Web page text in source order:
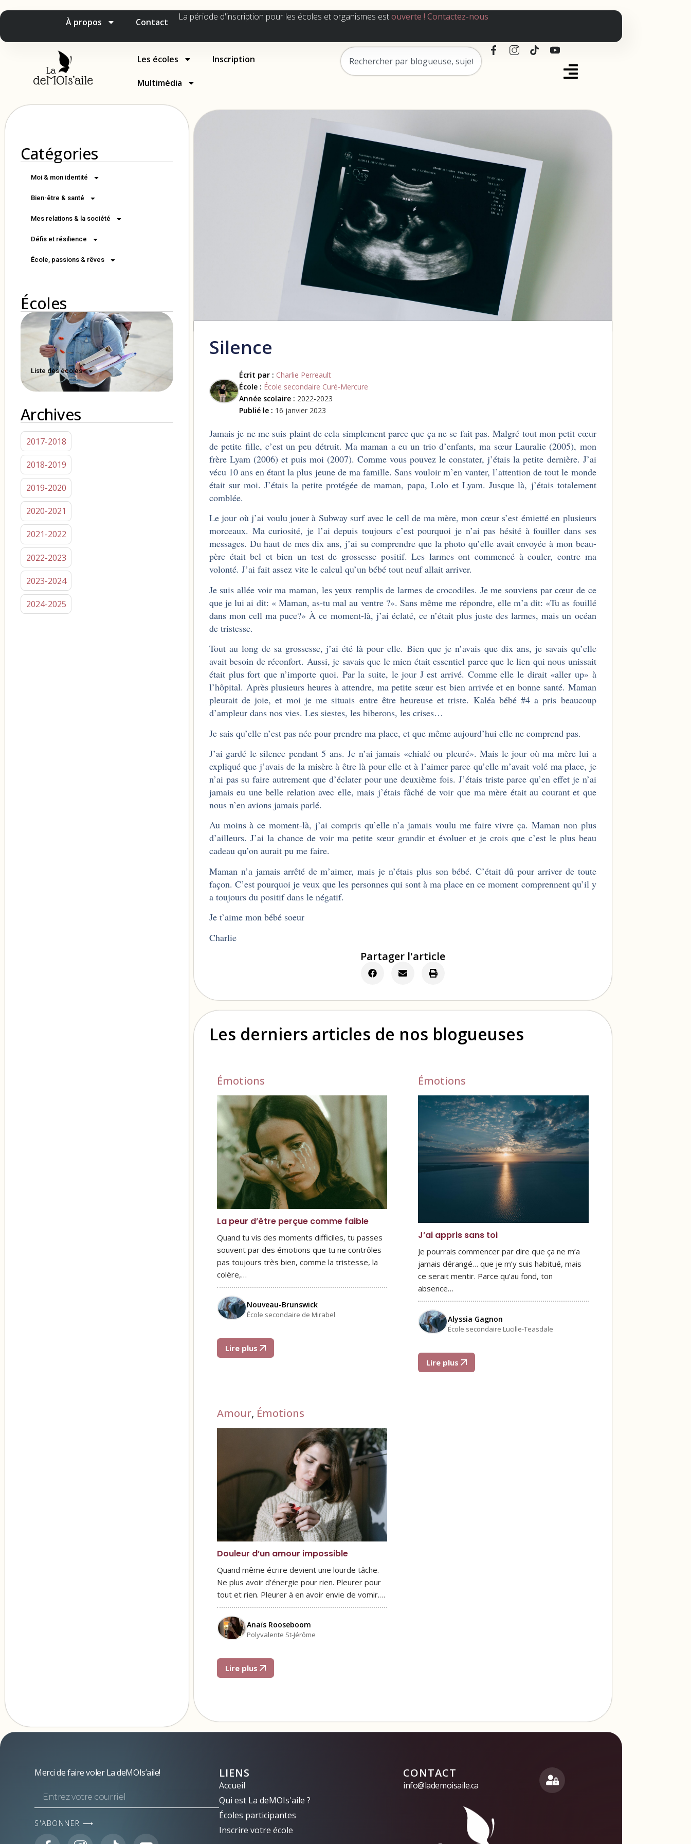
À propos Contact La période d'inscription pour les écoles et organismes estouverte ! Contactez-nous
Les écoles Inscription
Multimédia
Catégories
Moi & mon identité
Bien-être & santé
Mes relations & la société
Défis et résilience
École, passions & rêves
Écoles
Liste des écoles
Archives
2017-2018
2018-2019
2019-2020
2020-2021
2021-2022
2022-2023
2023-2024
2024-2025
Silence
Écrit par : Charlie Perreault
École : École secondaire Curé-Mercure
Année scolaire : 2022-2023
Publié le : 16 janvier 2023
Jamais je ne me suis plaint de cela simplement parce que ça ne se fait pas. Malgré tout mon petit cœur
de petite fille, c’est un peu détruit. Ma maman a eu un trio d’enfants, ma sœur Lauralie (2005), mon
frère Lyam (2006) et puis moi (2007). Comme vous pouvez le constater, j’étais la petite dernière. J’ai
vécu 10 ans en étant la plus jeune de ma famille. Sans vouloir m’en vanter, l’attention de tout le monde
était sur moi. J’étais la petite protégée de maman, papa, Lolo et Lyam. Jusque là, j’étais totalement
comblée.
Le jour où j’ai voulu jouer à Subway surf avec le cell de ma mère, mon cœur s’est émietté en plusieurs
morceaux. Ma curiosité, je l’ai depuis toujours c’est pourquoi je n’ai pas hésité à fouiller dans ses
messages. Du haut de mes dix ans, j’ai su comprendre que la photo qu’elle avait envoyée à mon beau-
père était bel et bien un test de grossesse positif. Les larmes ont commencé à couler, contre ma
volonté. J’ai fait assez vite le calcul qu’un bébé tout neuf allait arriver.
Je suis allée voir ma maman, les yeux remplis de larmes de crocodiles. Je me souviens par cœur de ce
que je lui ai dit: « Maman, as-tu mal au ventre ?». Sans même me répondre, elle m’a dit: «Tu as fouillé
dans mon cell ma puce?» À ce moment-là, j’ai éclaté, ce n’était plus juste des larmes, mais un océan
de tristesse.
Tout au long de sa grossesse, j’ai été là pour elle. Bien que je n’avais que dix ans, je savais qu’elle
avait besoin de réconfort. Aussi, je savais que le mien était essentiel parce que le lien qui nous unissait
était plus fort que n’importe quoi. Par la suite, le jour J est arrivé. Comme elle le dirait «aller up» à
l’hôpital. Après plusieurs heures à attendre, ma petite sœur est bien arrivée et en bonne santé. Maman
pleurait de joie, et moi je me situais entre être heureuse et triste. Kaléa bébé #4 a pris beaucoup
d’ampleur dans nos vies. Les siestes, les biberons, les crises…
Je sais qu’elle n’est pas née pour prendre ma place, et que même aujourd’hui elle ne comprend pas.
J’ai gardé le silence pendant 5 ans. Je n’ai jamais «chialé ou pleuré». Mais le jour où ma mère lui a
expliqué que j’avais de la misère à être là pour elle et à l’aimer parce qu’elle m’avait volé ma place, je
n’ai pas su faire autrement que d’éclater pour une deuxième fois. J’étais triste parce qu’en effet je n’ai
jamais eu une belle relation avec elle, mais j’étais fâché de voir que ma mère était au courant et que
nous n’en avions jamais parlé.
Au moins à ce moment-là, j’ai compris qu’elle n’a jamais voulu me faire vivre ça. Maman non plus
d’ailleurs. J’ai la chance de voir ma petite sœur grandir et évoluer et je crois que c’est le plus beau
cadeau qu’on aurait pu me faire.
Maman n’a jamais arrêté de m’aimer, mais je n’étais plus son bébé. C’était dû pour arriver de toute
façon. C’est pourquoi je veux que les personnes qui sont à ma place en ce moment comprennent qu’il y
a toujours du positif dans le négatif.
Je t’aime mon bébé soeur
Charlie
Partager l'article
Les derniers articles de nos blogueuses
Émotions
La peur d’être perçue comme faible
Quand tu vis des moments difficiles, tu passes
souvent par des émotions que tu ne contrôles
pas toujours très bien, comme la tristesse, la
colère,…
Nouveau-Brunswick
École secondaire de Mirabel
Lire plus
Émotions
J’ai appris sans toi
Je pourrais commencer par dire que ça ne m’a
jamais dérangé… que je m’y suis habitué, mais
ce serait mentir. Parce qu’au fond, ton
absence…
Alyssia Gagnon
École secondaire Lucille-Teasdale
Lire plus
Amour, Émotions
Douleur d’un amour impossible
Quand même écrire devient une lourde tâche.
Ne plus avoir d’énergie pour rien. Pleurer pour
tout et rien. Pleurer à en avoir envie de vomir.…
Anaïs Rooseboom
Polyvalente St-Jérôme
Lire plus
Merci de faire voler La deMOIs’aile!
S'ABONNER ⟶
LIENS
Accueil
Qui est La deMOIs'aile ?
Écoles participantes
Inscrire votre école
CONTACT
info@lademoisaile.ca